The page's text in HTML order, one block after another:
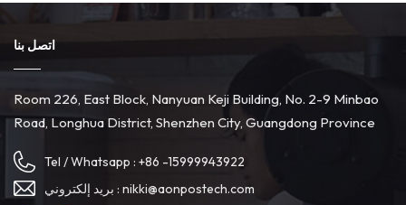
اتصل بنا
Room 226, East Block, Nanyuan Keji Building, No. 2-9 Minbao
Road, Longhua District, Shenzhen City, Guangdong Province
Tel / Whatsapp : +86 -15999943922
بريد إلكتروني : nikki@aonpostech.com